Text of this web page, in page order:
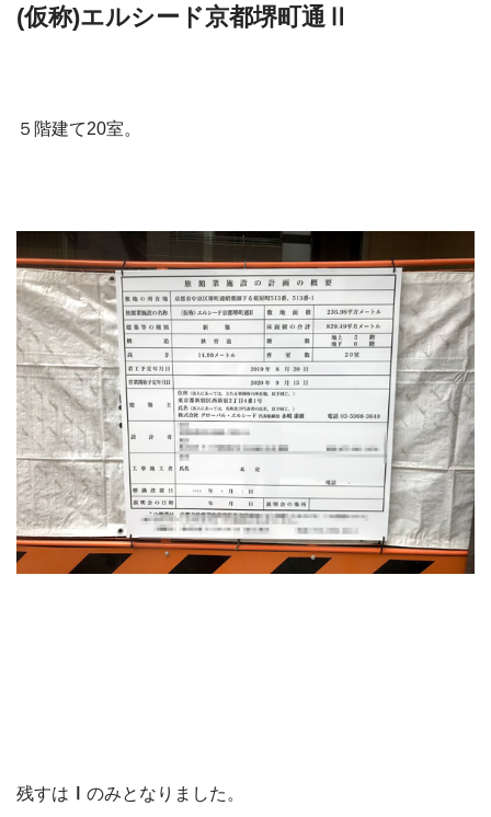
(仮称)エルシード京都堺町通Ⅱ
５階建て20室。
残すは のみとなりました。